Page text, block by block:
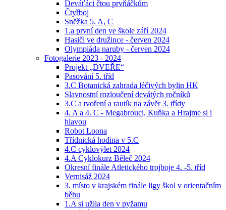
Deváťáci čtou prvňáčkům
Čtyřboj
Sněžka 5. A, C
1.a první den ve škole září 2024
Hasiči ve družince - červen 2024
Olympiáda naruby - červen 2024
Fotogalerie 2023 - 2024
Projekt „DVEŘE“
Pasování 5. tříd
3.C Botanická zahrada léčivých bylin HK
Slavnostní rozloučení devátých ročníků
3.C a tvoření a rautík na závěr 3. třídy
4. A a 4. C - Megabrouci, Kuňka a Hrajme si i
hlavou
Robot Loona
Třídnická hodina v 5.C
4.C cyklovýlet 2024
4.A Cyklokurz Běleč 2024
Okresní finále Atletického trojboje 4. -5. tříd
Vernisáž 2024
3. místo v krajském finále ligy škol v orientačním
běhu
1.A si užila den v pyžamu